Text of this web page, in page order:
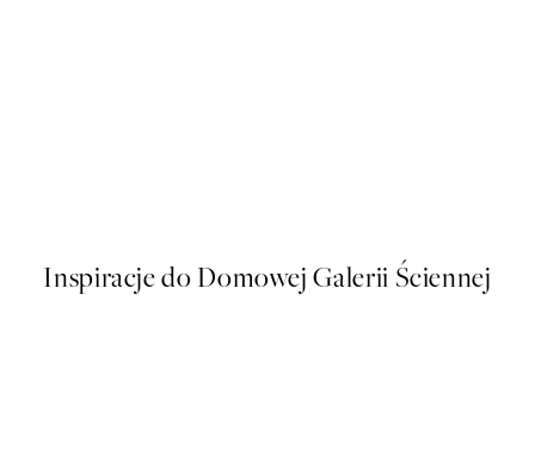
Inspiracje do Domowej Galerii Ściennej